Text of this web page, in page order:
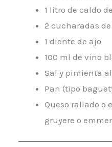
1 litro de caldo
2 cucharadas
1 diente de ajo
100 ml de vino
Sal y pimienta
Pan (tipo
Queso rallado o
gruyere o